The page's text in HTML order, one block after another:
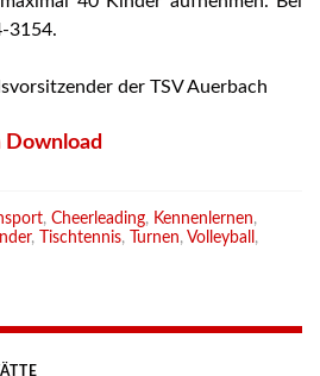
3154.
der TSV Auerbach
Download
, Cheerleading, Kennenlernen,
, Tischtennis, Turnen, Volleyball ,